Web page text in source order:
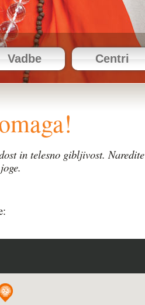
Vadbe Centri
in telesno gibljivost.Naredite